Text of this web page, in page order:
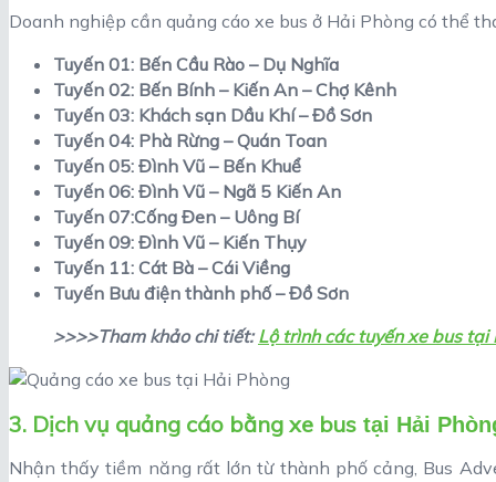
Doanh nghiệp cần quảng cáo xe bus ở Hải Phòng có thể
Tuyến 01: Bến Cầu Rào – Dụ Nghĩa
Tuyến 02: Bến Bính – Kiến An – Chợ Kênh
Tuyến 03: Khách sạn Dầu Khí – Đồ Sơn
Tuyến 04: Phà Rừng – Quán Toan
Tuyến 05: Đình Vũ – Bến Khuể
Tuyến 06: Đình Vũ – Ngã 5 Kiến An
Tuyến 07:Cống Đen – Uông Bí
Tuyến 09: Đình Vũ – Kiến Thụy
Tuyến 11: Cát Bà – Cái Viềng
Tuyến Bưu điện thành phố – Đồ Sơn
>>>>Tham khảo chi tiết:Lộ trình các tuyến xe bus tại
3. Dịch vụ quảng cáo bằng xe bus tại Hải
Nhận thấy tiềm năng rất lớn từ thành phố cảng, Bus